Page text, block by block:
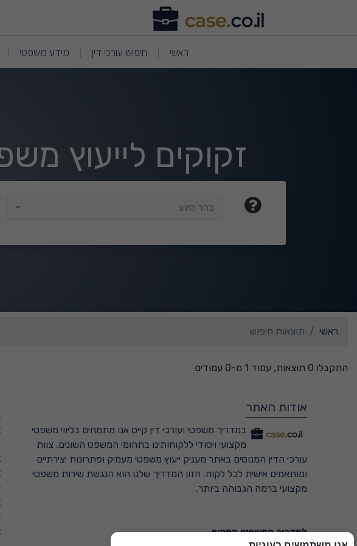
תוצאות חיפוש
ראשי | חיפוש עורכי דין | מידע משפטי |
זקוקים לייעוץ
בחר סיווג
ראשי תוצאות חיפוש
התקבלו 0 תוצאות, עמוד 1 מ-0 עמודים
אודות האתר
במדריך משפטי ועורכי דין קייס אנו מתמחים בליווי משפטי
מקצועי ויסודי ללקוחותינו בתחומי המשפט השונים. צוות
עורכי הדין המנוסים באתר מעניק ייעוץ משפטי מעמיק ופתרונות יצירתיים
ומותאמים אישית לכל לקוח. חזון המדריך שלנו הוא הנגשת שירות משפטי
מקצועי ברמה הגבוהה ביותר.
למדריך המשפטי המקיף ←